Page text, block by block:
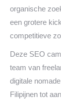
organische
een grotere
competitieve
Deze SEO
team van
digitale
Filipijnen tot